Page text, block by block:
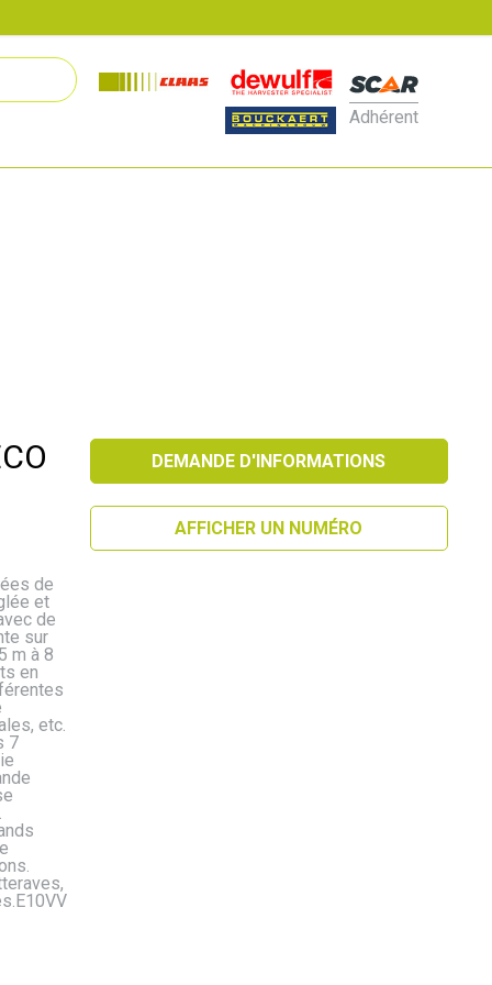
Adhérent
de
et
de
sur
m à 8
en
etc.
7
DEMANDE D'INFORMATIONS
AFFICHER UN NUMÉRO